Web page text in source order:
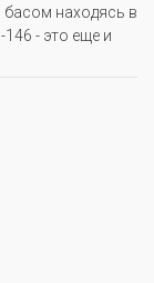
находясь в
- это еще и